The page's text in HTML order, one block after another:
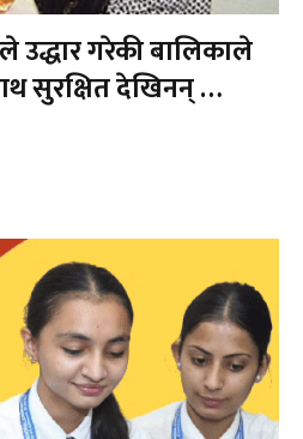
उद्धार गरेकी बालिकाले
सुरक्षित देखिनन् …